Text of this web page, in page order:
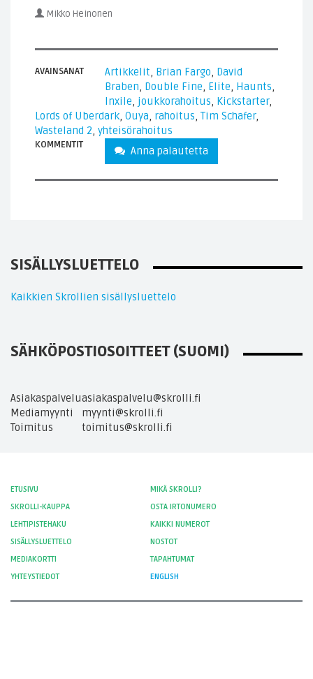
Mikko Heinonen
AVAINSANAT Artikkelit, Brian Fargo, David
Braben, Double Fine, Elite, Haunts,
Inxile, joukkorahoitus, Kickstarter,
Lords of Uberdark, Ouya, rahoitus,Tim Schafer,
Wasteland 2, yhteisörahoitus
KOMMENTIT Anna palautetta
SISÄLLYSLUETTELO
Kaikkien Skrollien sisällysluettelo
SÄHKÖPOSTIOSOITTEET (SUOMI)
Asiakaspalveluasiakaspalvelu@skrolli.fi
Mediamyynti
myynti@skrolli.fi
Toimitus
toimitus@skrolli.fi
ETUSIVU
MIKÄ SKROLLI?
SKROLLI-KAUPPA
OSTA IRTONUMERO
LEHTIPISTEHAKU
KAIKKI NUMEROT
SISÄLLYSLUETTELO
NOSTOT
MEDIAKORTTI
TAPAHTUMAT
YHTEYSTIEDOT
ENGLISH